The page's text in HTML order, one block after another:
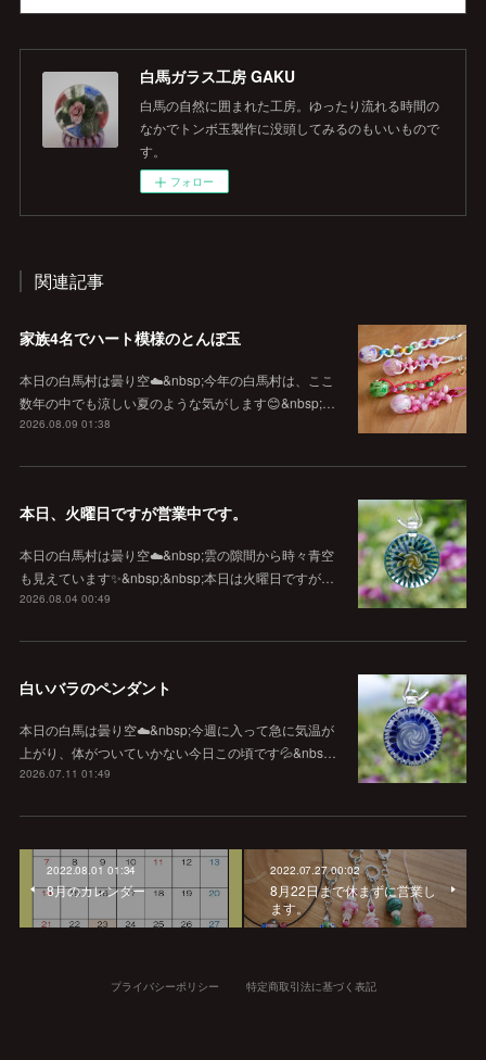
白馬ガラス工房 GAKU
白馬の自然に囲まれた工房。ゆったり流れる時間の
なかでトンボ玉製作に没頭してみるのもいいもので
す。
フォロー
関連記事
家族4名でハート模様のとんぼ玉
本日の白馬村は曇り空☁️&nbsp;今年の白馬村は、ここ
数年の中でも涼しい夏のような気がします😊&nbsp;…
2026.08.09 01:38
本日、火曜日ですが営業中です。
本日の白馬村は曇り空☁️&nbsp;雲の隙間から時々青空
も見えています✨&nbsp;&nbsp;本日は火曜日ですが…
2026.08.04 00:49
白いバラのペンダント
本日の白馬は曇り空☁️&nbsp;今週に入って急に気温が
上がり、体がついていかない今日この頃です💦&nbs…
2026.07.11 01:49
2022.08.01 01:34
8月のカレンダー
2022.07.27 00:02
8月22日まで休まずに営業し
ます。
プライバシーポリシー 特定商取引法に基づく表記